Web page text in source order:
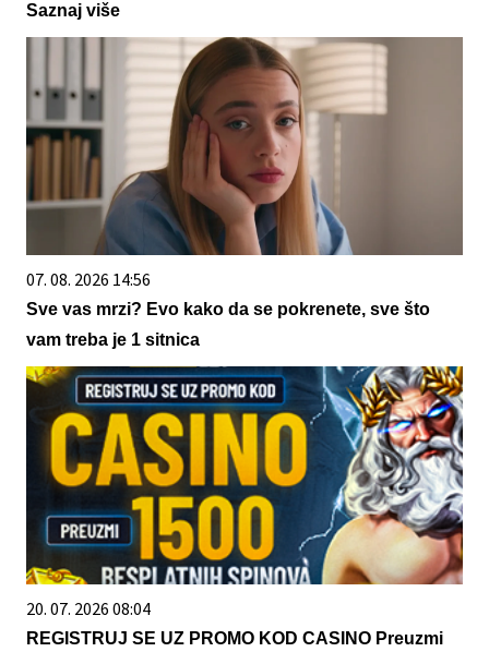
Saznaj više
07. 08. 2026 14:56
Sve vas mrzi? Evo kako da se pokrenete, sve što
vam treba je 1 sitnica
20. 07. 2026 08:04
REGISTRUJ SE UZ PROMO KOD CASINO Preuzmi